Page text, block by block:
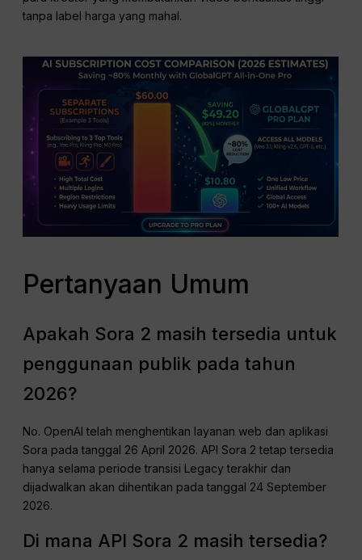
tanpa label harga yang mahal.
Pertanyaan Umum
Apakah Sora 2 masih tersedia untuk
penggunaan publik pada tahun
2026?
No. OpenAI telah menghentikan layanan web dan aplikasi
Sora pada tanggal 26 April 2026. API Sora 2 tetap tersedia
hanya selama periode transisi Legacy terakhir dan
dijadwalkan akan dihentikan pada tanggal 24 September
2026.
Di mana API Sora 2 masih tersedia?